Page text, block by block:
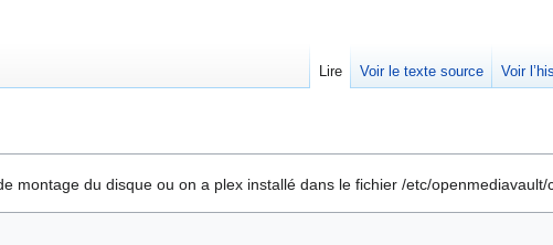
montage du disque ou on a plex installé dans le fichier /etc/
Lire Voir le texte source Voir